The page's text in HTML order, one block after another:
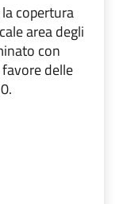
copertura
area degli
con
delle